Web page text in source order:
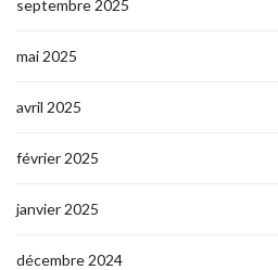
septembre 2025
mai 2025
avril 2025
février 2025
janvier 2025
décembre 2024